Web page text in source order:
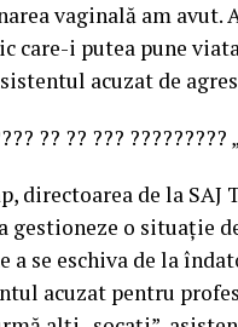
vaginală am
care-i putea pune
acuzat de
?? ?? ??? ?????????
directoarea de la SAJ
gestioneze o situație
a se eschiva de la
acuzat pentru